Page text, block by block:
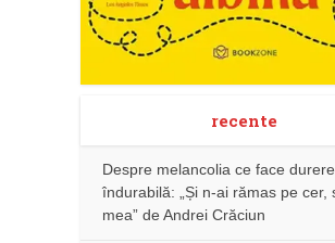
recente
Despre melancolia ce face
îndurabilă: „Și n-ai rămas pe cer,
mea” de Andrei Crăciun